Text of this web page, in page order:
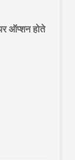
ऑप्शन होते